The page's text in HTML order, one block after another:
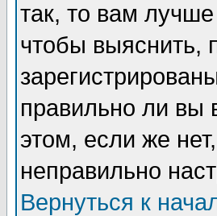
так, то вам
чтобы выяснить,
правильно ли вы
этом, если же
неправильно
Вернуться к